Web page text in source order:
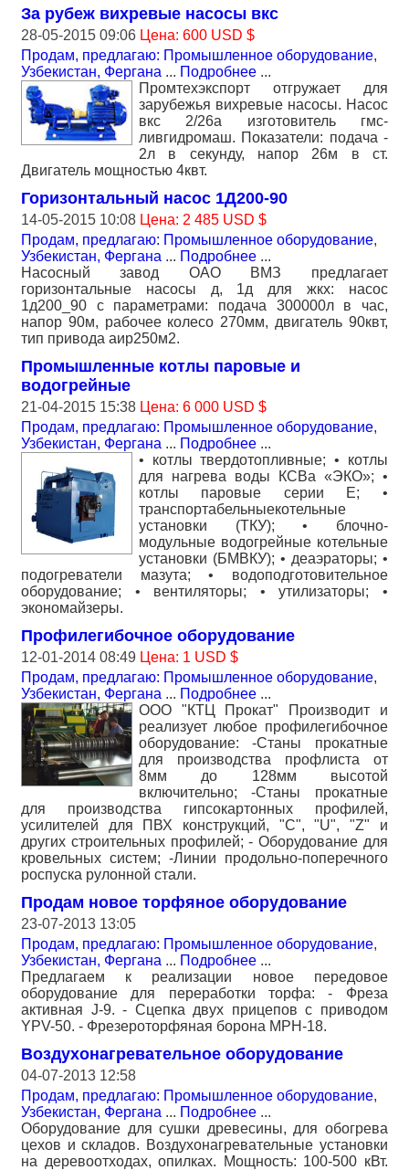
За рубеж вихревые насосы вкс
28-05-2015 09:06 Цена: 600 USD $
Продам, предлагаю: Промышленное оборудование,
Узбекистан, Фергана ... Подробнее ...
Промтехэкспорт отгружает для
зарубежья вихревые насосы. Насос
вкс 2/26а изготовитель гмс-
ливгидромаш. Показатели: подача -
2л в секунду, напор 26м в ст.
Двигатель мощностью 4квт.
Горизонтальный насос 1Д200-90
14-05-2015 10:08 Цена: 2 485 USD $
Продам, предлагаю: Промышленное оборудование,
Узбекистан, Фергана ... Подробнее ...
Насосный завод ОАО ВМЗ предлагает
горизонтальные насосы д, 1д для жкх: насос
1д200_90 с параметрами: подача 300000л в час,
напор 90м, рабочее колесо 270мм, двигатель 90квт,
тип привода аир250м2.
Промышленные котлы паровые и
водогрейные
21-04-2015 15:38 Цена: 6 000 USD $
Продам, предлагаю: Промышленное оборудование,
Узбекистан, Фергана ... Подробнее ...
• котлы твердотопливные; • котлы
для нагрева воды КСВа «ЭКО»; •
котлы паровые серии Е; •
транспортабельныекотельные
установки (ТКУ); • блочно-
модульные водогрейные котельные
установки (БМВКУ); • деаэраторы; •
подогреватели мазута; • водоподготовительное
оборудование; • вентиляторы; • утилизаторы; •
экономайзеры.
Профилегибочное оборудование
12-01-2014 08:49 Цена: 1 USD $
Продам, предлагаю: Промышленное оборудование,
Узбекистан, Фергана ... Подробнее ...
ООО "КТЦ Прокат" Производит и
реализует любое профилегибочное
оборудование: -Станы прокатные
для производства профлиста от
8мм до 128мм высотой
включительно; -Станы прокатные
для производства гипсокартонных профилей,
усилителей для ПВХ конструкций, "С", "U", "Z" и
других строительных профилей; - Оборудование для
кровельных систем; -Линии продольно-поперечного
роспуска рулонной стали.
Продам новое торфяное оборудование
23-07-2013 13:05
Продам, предлагаю: Промышленное оборудование,
Узбекистан, Фергана ... Подробнее ...
Предлагаем к реализации новое передовое
оборудование для переработки торфа: - Фреза
активная J-9. - Cцепка двух прицепов с приводом
YPV-50. - Фрезероторфяная борона MPH-18.
Воздухонагревательное оборудование
04-07-2013 12:58
Продам, предлагаю: Промышленное оборудование,
Узбекистан, Фергана ... Подробнее ...
Оборудование для сушки древесины, для обогрева
цехов и складов. Воздухонагревательные установки
на деревоотходах, опилках. Мощность: 100-500 кВт.